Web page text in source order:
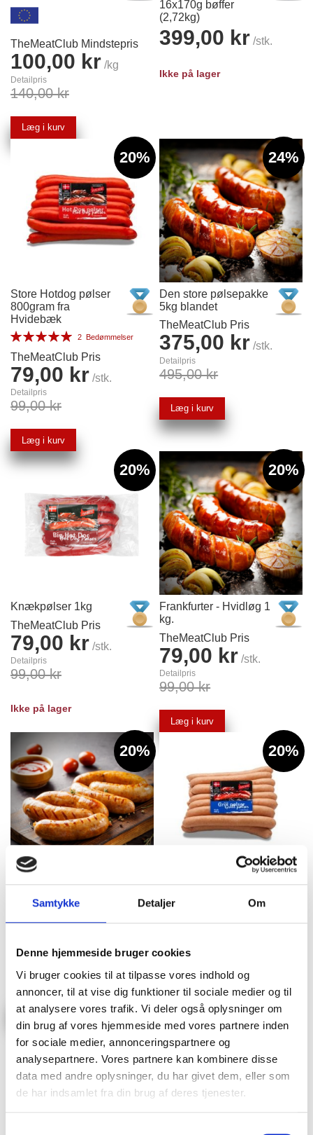
Samtykke Detaljer Om
Denne hjemmeside bruger cookies
Vi bruger cookies til at tilpasse vores indhold og
annoncer, til at vise dig funktioner til sociale medier og til
at analysere vores trafik. Vi deler også oplysninger om
din brug af vores hjemmeside med vores partnere inden
for sociale medier, annonceringspartnere og
analysepartnere. Vores partnere kan kombinere disse
data med andre oplysninger, du har givet dem, eller som
de har indsamlet fra din brug af deres tjenester.
TheMeatClub Mindstepris
100,00 kr /kg
Detailpris
140,00 kr
Læg i kurv
16x170g bøffer
(2,72kg)
399,00 kr /stk.
Ikke på lager
20%
Store Hotdog pølser
800gram fra
Hvidebæk
Bedømmelse:2 Bedømmelser
TheMeatClub Pris
79,00 kr /stk.
Detailpris
99,00 kr
Læg i kurv
24%
Den store pølsepakke
5kg blandet
TheMeatClub Pris
375,00 kr /stk.
Detailpris
495,00 kr
Læg i kurv
20%
Knækpølser 1kg
TheMeatClub Pris
79,00 kr /stk.
Detailpris
99,00 kr
Ikke på lager
20%
Frankfurter - Hvidløg 1
kg.
TheMeatClub Pris
79,00 kr /stk.
Detailpris
99,00 kr
Læg i kurv
20%
Frankfurter - Ost 1 kg
Bedømmelse
TheMeatClub Pris
/stk.
99,00 kr
Læg i kurv
20%
Store Grillpølser 800
gram fra Hvidebæk
79,00 kr
Detailpris
99,00 kr
Læg i kurv
20%